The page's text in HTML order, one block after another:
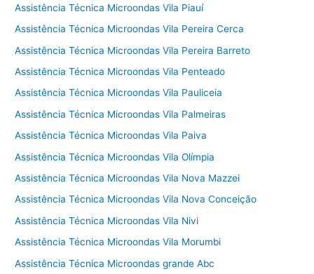
Assistência Técnica Microondas Vila Piauí
Assistência Técnica Microondas Vila Pereira Cerca
Assistência Técnica Microondas Vila Pereira Barreto
Assistência Técnica Microondas Vila Penteado
Assistência Técnica Microondas Vila Pauliceia
Assistência Técnica Microondas Vila Palmeiras
Assistência Técnica Microondas Vila Paiva
Assistência Técnica Microondas Vila Olímpia
Assistência Técnica Microondas Vila Nova Mazzei
Assistência Técnica Microondas Vila Nova Conceição
Assistência Técnica Microondas Vila Nivi
Assistência Técnica Microondas Vila Morumbi
Assistência Técnica Microondas grande Abc